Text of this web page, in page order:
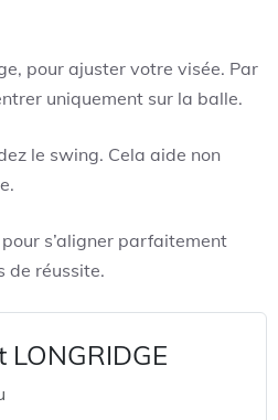
pour ajuster votre visée. Par
uniquement sur la balle.
le swing. Cela aide non
s’aligner parfaitement
de réussite.